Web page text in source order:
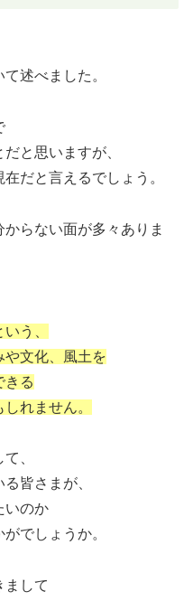
述べました。
と思いますが、
だと言えるでしょう。
らない面が多々ありま
う、
や文化、風土を
きる
れません。
、
皆さまが、
いのか
でしょうか。
まして